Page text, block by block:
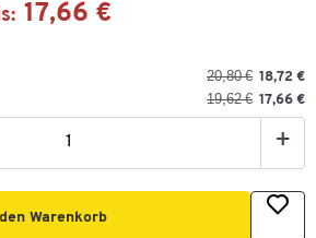
17,66 €
20,80 € 18,72 €
19,62 € 17,66 €
+
Warenkorb